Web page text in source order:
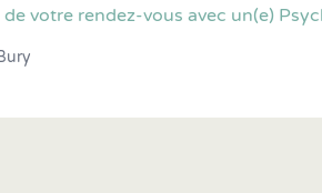
votre rendez-vous avec un(e)